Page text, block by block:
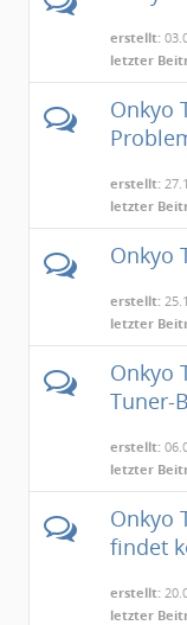
erstellt:
letzter
Onkyo
erstellt:
letzter
Onkyo
erstellt:
letzter
Onkyo
Tuner-
erstellt:
letzter
Onkyo
findet
erstellt:
letzter